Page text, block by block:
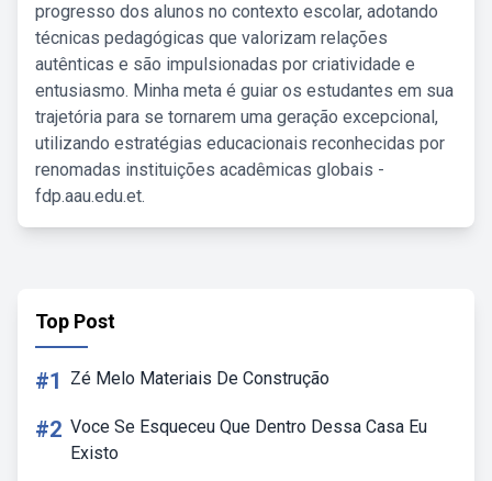
progresso dos alunos no contexto escolar, adotando
técnicas pedagógicas que valorizam relações
autênticas e são impulsionadas por criatividade e
entusiasmo. Minha meta é guiar os estudantes em sua
trajetória para se tornarem uma geração excepcional,
utilizando estratégias educacionais reconhecidas por
renomadas instituições acadêmicas globais -
fdp.aau.edu.et.
Top Post
#1 Zé Melo Materiais De Construção
#2 Voce Se Esqueceu Que Dentro Dessa Casa Eu
Existo